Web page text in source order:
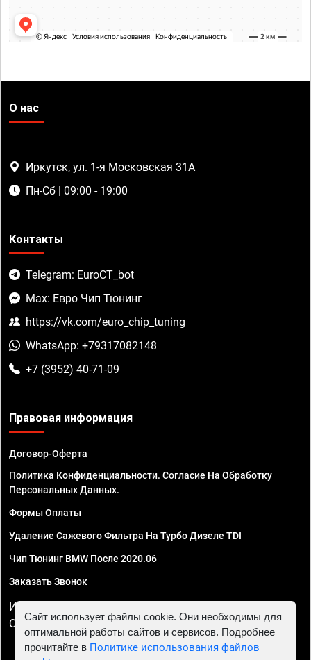
О нас
Иркутск, ул. 1-я Московская 31А
Пн-Сб | 09:00 - 19:00
Контакты
Telegram: EuroCT_bot
Max: Евро Чип Тюнинг
https://vk.com/euro_chip_tuning
WhatsApp: +79317082148
+7 (3952) 40-71-09
Правовая информация
Договор-Оферта
Политика Конфиденциальности. Согласие На Обработку
Персональных Данных.
Формы Оплаты
Удаление Сажевого Фильтра На Турбо Дизеле TDI
Чип Тюнинг BMW После 2020.06
Заказать Звонок
ИП Смирнов Георгий Павлович. ИНН 781302555843,
ОГРНИП 324470400032610
Сайт использует файлы cookie. Они необходимы для
оптимальной работы сайтов и сервисов. Подробнее
прочитайте в Политике использования файлов